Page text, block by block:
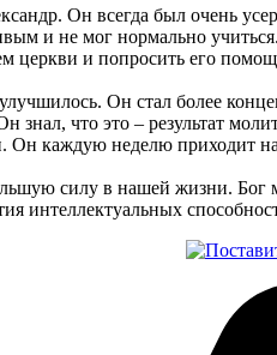
Он всегда был очень
и не мог нормально учиться.
и попросить его
Он стал более
знал, что это – результат
каждую неделю приходит
силу в нашей жизни.
интеллектуальных